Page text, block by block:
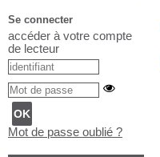
Se connecter
accéder à votre compte
de lecteur
Mot de passe oublié ?